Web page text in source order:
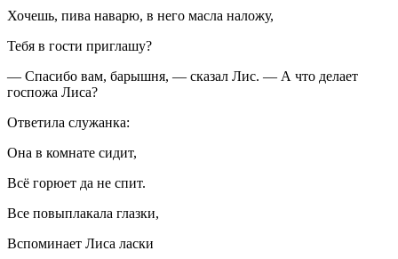
Хочешь, пива наварю, в него масла наложу,
Тебя в гости приглашу?
— Спасибо вам, барышня, — сказал Лис. — А что делает
госпожа Лиса?
Ответила служанка:
Она в комнате сидит,
Всё горюет да не спит.
Все повыплакала глазки,
Вспоминает Лиса ласки